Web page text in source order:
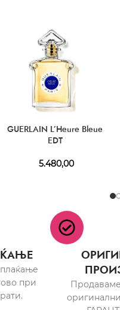
GUERLAIN L’Heure Bleue
EDT
5.480,00
при